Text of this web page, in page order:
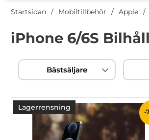
Startsidan Mobiltillbehör Apple
iPhone 6/6S
över
filtersektionen
Filtrera & sortera
Bästsäljare
produktlista
Lagerrensning
-